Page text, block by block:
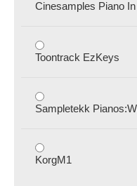
Cinesamples Piano
Toontrack EzKeys
Sampletekk
KorgM1